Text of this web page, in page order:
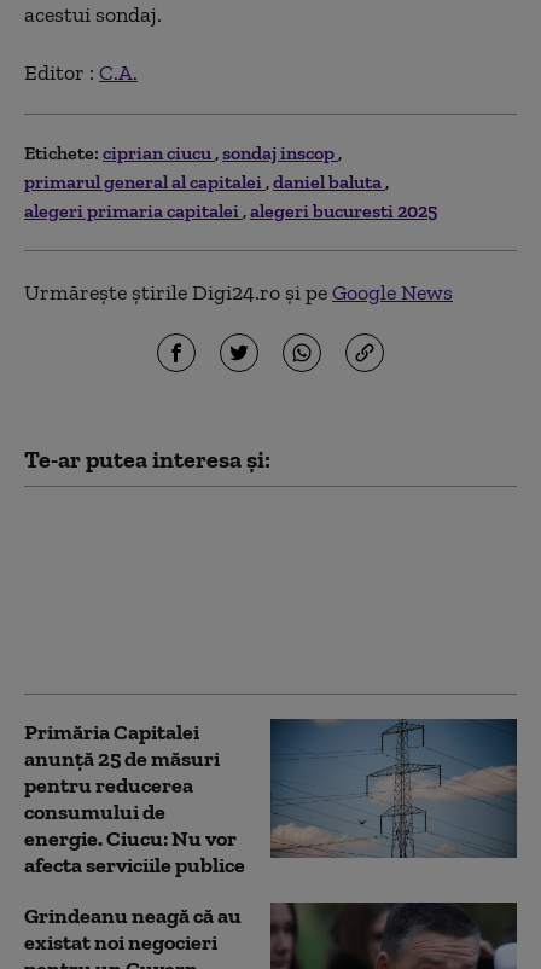
acestui sondaj.
Editor : C.A.
Etichete: ciprian ciucu sondaj inscop
primarul general al capitalei daniel baluta
alegeri primaria capitalei alegeri bucuresti 2025
Urmărește știrile Digi24.ro și peGoogle News
Te-ar putea interesa și:
Primăria Capitalei
anunță 25 de măsuri
pentru reducerea
consumului de
energie. Ciucu: Nu vor
afecta serviciile publice
Grindeanu neagă că au
existat noi negocieri